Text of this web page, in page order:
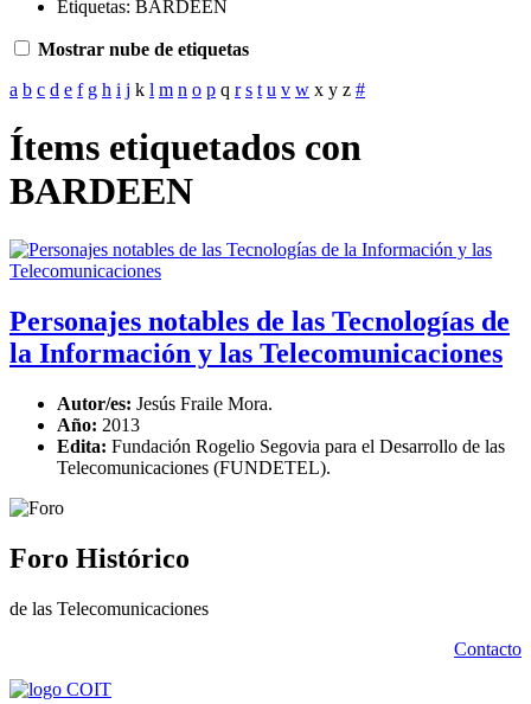
Etiquetas: BARDEEN
Mostrar nube de etiquetas
a b c d e f g h i j k l m n o p q r s t u v w x y z #
Ítems etiquetados con
BARDEEN
Personajes notables de las Tecnologías de
la Información y las Telecomunicaciones
Autor/es: Jesús Fraile Mora.
Año: 2013
Edita: Fundación Rogelio Segovia para el Desarrollo de las
Telecomunicaciones (FUNDETEL).
Foro Histórico
de las Telecomunicaciones
Contacto